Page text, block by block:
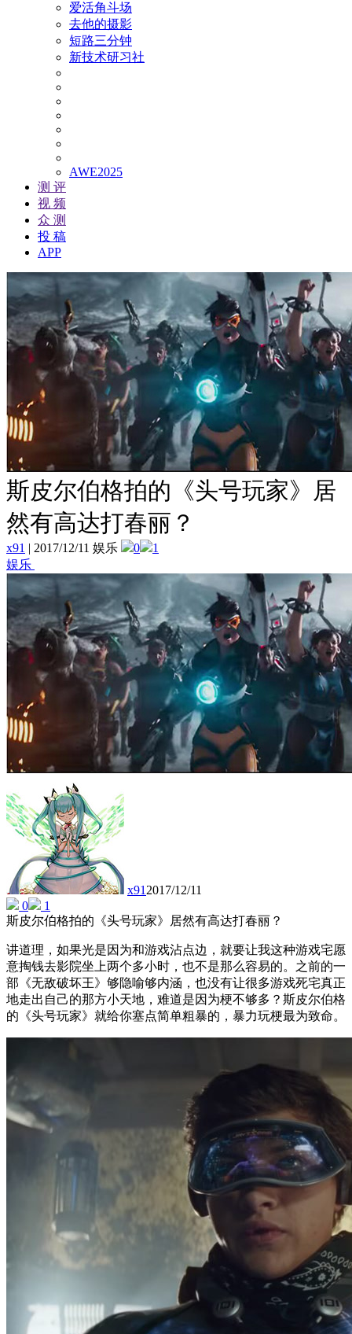
爱活角斗场
去他的摄影
短路三分钟
新技术研习社
AWE2025
测 评
视 频
众 测
投 稿
APP
斯皮尔伯格拍的《头号玩家》居
然有高达打春丽？
x91 | 2017/12/11 娱乐 0
1
娱乐
x912017/12/11
0
1
斯皮尔伯格拍的《头号玩家》居然有高达打春丽？
讲道理，如果光是因为和游戏沾点边，就要让我这种游戏宅愿
意掏钱去影院坐上两个多小时，也不是那么容易的。之前的一
部《无敌破坏王》够隐喻够内涵，也没有让很多游戏死宅真正
地走出自己的那方小天地，难道是因为梗不够多？斯皮尔伯格
的《头号玩家》就给你塞点简单粗暴的，暴力玩梗最为致命。